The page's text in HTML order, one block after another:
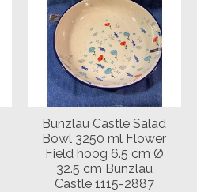
Bunzlau Castle Salad
Bowl 3250 ml Flower
Field hoog 6.5 cm Ø
32.5 cm Bunzlau
Castle 1115-2887